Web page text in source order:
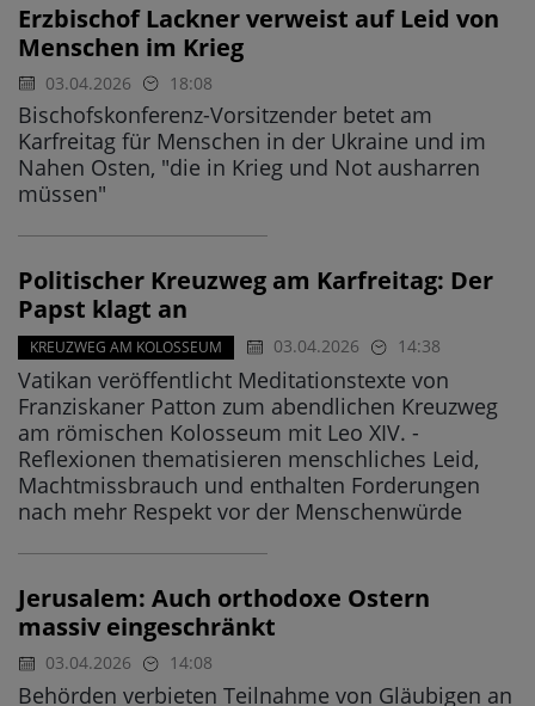
Erzbischof Lackner verweist auf Leid von
Menschen im Krieg
03.04.2026 18:08
Bischofskonferenz-Vorsitzender betet am
Karfreitag für Menschen in der Ukraine und im
Nahen Osten, "die in Krieg und Not ausharren
müssen"
Politischer Kreuzweg am Karfreitag: Der
Papst klagt an
KREUZWEG AM KOLOSSEUM 03.04.2026 14:38
Vatikan veröffentlicht Meditationstexte von
Franziskaner Patton zum abendlichen Kreuzweg
am römischen Kolosseum mit Leo XIV. -
Reflexionen thematisieren menschliches Leid,
Machtmissbrauch und enthalten Forderungen
nach mehr Respekt vor der Menschenwürde
Jerusalem: Auch orthodoxe Ostern
massiv eingeschränkt
03.04.2026 14:08
Behörden verbieten Teilnahme von Gläubigen an